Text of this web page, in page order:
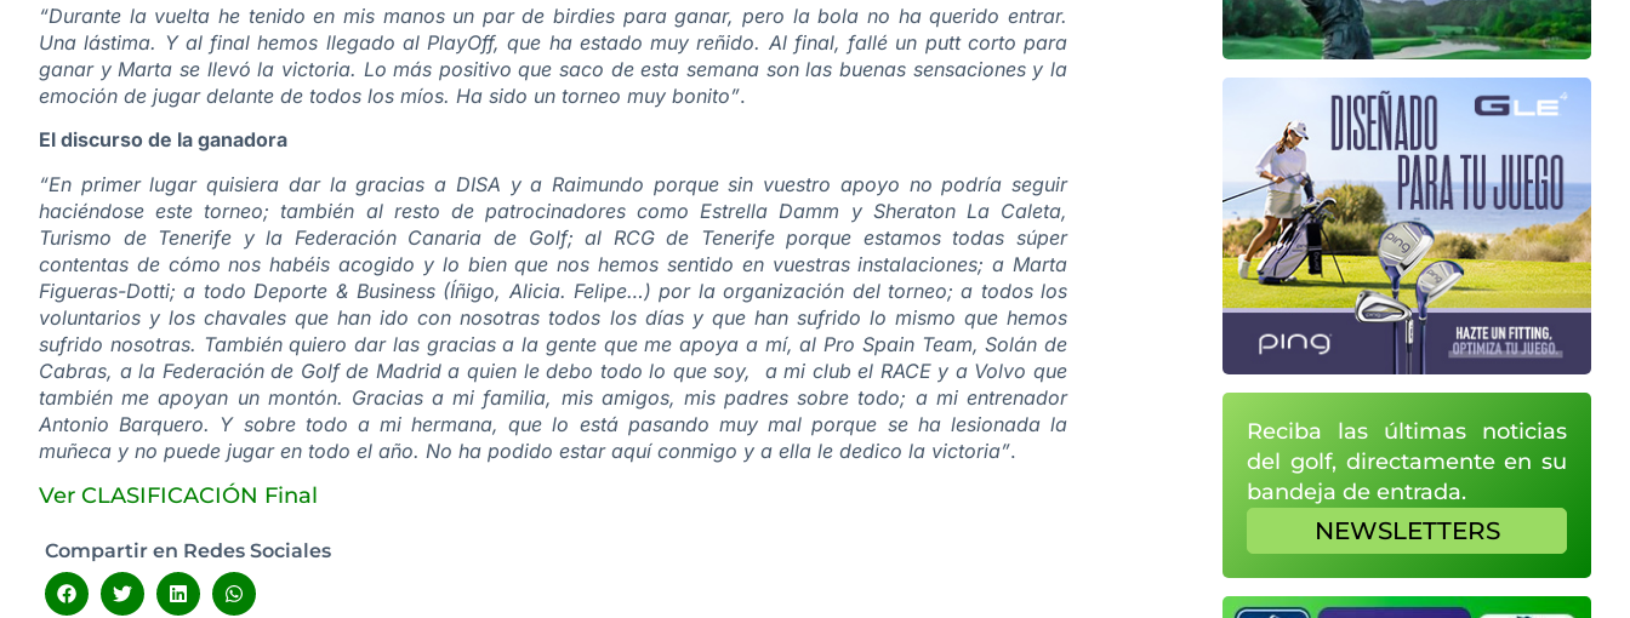
“Durante la vuelta he tenido en mis manos un par de birdies para ganar, pero la bola no ha querido entrar.
Una lástima. Y al final hemos llegado al PlayOff, que ha estado muy reñido. Al final, fallé un putt corto para
ganar y Marta se llevó la victoria. Lo más positivo que saco de esta semana son las buenas sensaciones y la
emoción de jugar delante de todos los míos. Ha sido un torneo muy bonito”.
El discurso de la ganadora
“En primer lugar quisiera dar la gracias a DISA y a Raimundo porque sin vuestro apoyo no podría seguir
haciéndose este torneo; también al resto de patrocinadores como Estrella Damm y Sheraton La Caleta,
Turismo de Tenerife y la Federación Canaria de Golf; al RCG de Tenerife porque estamos todas súper
contentas de cómo nos habéis acogido y lo bien que nos hemos sentido en vuestras instalaciones; a Marta
Figueras-Dotti; a todo Deporte & Business (Íñigo, Alicia. Felipe…) por la organización del torneo; a todos los
voluntarios y los chavales que han ido con nosotras todos los días y que han sufrido lo mismo que hemos
sufrido nosotras. También quiero dar las gracias a la gente que me apoya a mí, al Pro Spain Team, Solán de
Cabras, a la Federación de Golf de Madrid a quien le debo todo lo que soy, a mi club el RACE y a Volvo que
también me apoyan un montón. Gracias a mi familia, mis amigos, mis padres sobre todo; a mi entrenador
Antonio Barquero. Y sobre todo a mi hermana, que lo está pasando muy mal porque se ha lesionada la
muñeca y no puede jugar en todo el año. No ha podido estar aquí conmigo y a ella le dedico la victoria”.
Ver CLASIFICACIÓN Final
Compartir en Redes Sociales
Reciba las últimas noticias
del golf, directamente en su
bandeja de entrada.
NEWSLETTERS